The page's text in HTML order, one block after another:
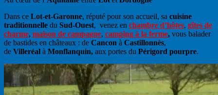
Dans ce Lot-et-Garonne, réputé pour son accueil, sa cuisine
traditionnelle du Sud-Ouest, venez en chambre d’hôtes, gîtes de
charme, maison de campagne, camping à la ferme, vous balader
de bastides en châteaux : de Cancon à Castillonnès,
de Villeréal à Monflanquin, aux portes du Périgord pourpre.